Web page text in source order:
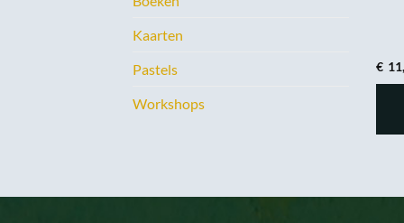
Kaarten
Pastels
Workshops
€